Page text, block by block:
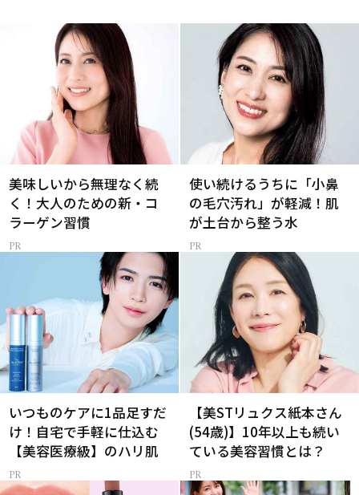
美味しいから無理なく続
く！大人のための新・コ
ラーゲン習慣
使い続けるうちに「小鼻
の毛穴汚れ」が軽減！肌
が土台から整う水
いつものケアに1品足すだ
け！自宅で手軽に仕込む
【美容医療級】のハリ肌
【美STリュクス紙本さん
(54歳)】10年以上も続い
ている美容習慣とは？